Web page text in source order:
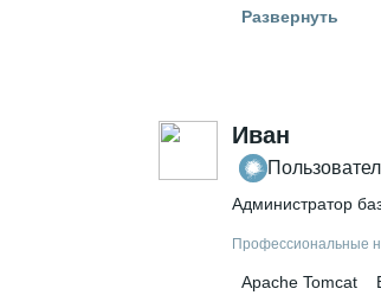
Высшее образование
ВГТУ •
Развернуть
Иван
Администратор
Профессиональные
Apache Tomcat